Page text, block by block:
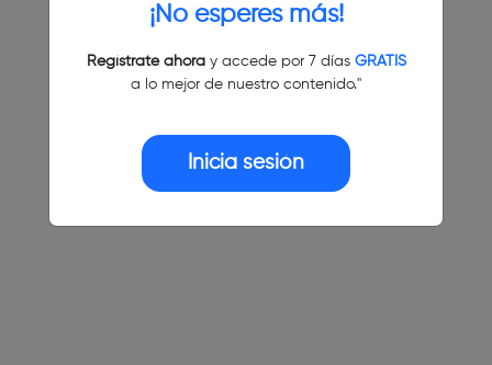
¡No esperes más!
Regístrate ahoray accede por 7 días GRATIS
a lo mejor de nuestro contenido."
Inicia sesión